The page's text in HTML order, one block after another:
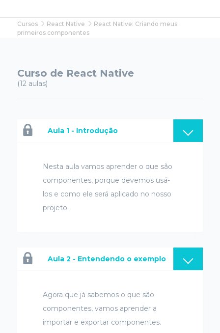
Cursos React Native
React Native: Criando meus
primeiros componentes
Curso de React Native
(12 aulas)
Aula 1 - Introdução
Nesta aula vamos aprender o que são
componentes, porque devemos usá-
los e como ele será aplicado no nosso
projeto.
Aula 2 - Entendendo o exemplo
Agora que já sabemos o que são
componentes, vamos aprender a
importar e exportar componentes.